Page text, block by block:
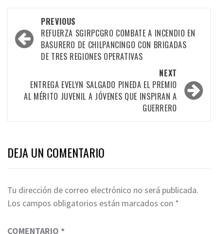
navigation
PREVIOUS
REFUERZA SGIRPCGRO COMBATE A INCENDIO EN
BASURERO DE CHILPANCINGO CON BRIGADAS
DE TRES REGIONES OPERATIVAS
NEXT
ENTREGA EVELYN SALGADO PINEDA EL PREMIO
AL MÉRITO JUVENIL A JÓVENES QUE INSPIRAN A
GUERRERO
DEJA UN COMENTARIO
Tu dirección de correo electrónico no será publicada.
Los campos obligatorios están marcados con *
COMENTARIO *